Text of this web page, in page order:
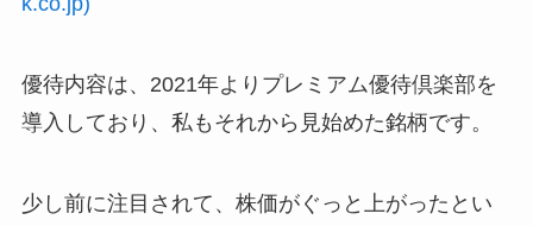
優待内容は、2021年よりプレミアム優待倶楽部を
導入しており、私もそれから見始めた銘柄です。
少し前に注目されて、株価がぐっと上がったとい